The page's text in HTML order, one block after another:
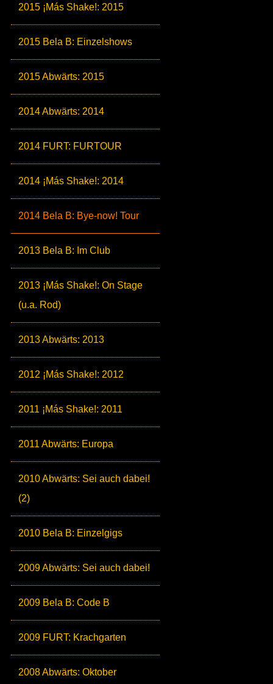
2015 ¡Más Shake!: 2015
2015 Bela B: Einzelshows
2015 Abwärts: 2015
2014 Abwärts: 2014
2014 FURT: FURTOUR
2014 ¡Más Shake!: 2014
2014 Bela B: Bye-now! Tour
2013 Bela B: Im Club
2013 ¡Más Shake!: On Stage
(u.a. Rod)
2013 Abwärts: 2013
2012 ¡Más Shake!: 2012
2011 ¡Más Shake!: 2011
2011 Abwärts: Europa
2010 Abwärts: Sei auch dabei!
(2)
2010 Bela B: Einzelgigs
2009 Abwärts: Sei auch dabei!
2009 Bela B: Code B
2009 FURT: Krachgarten
2008 Abwärts: Oktober